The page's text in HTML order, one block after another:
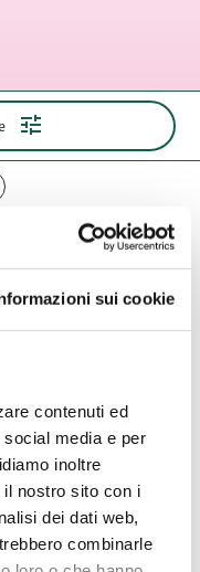
sui cookie
contenuti ed
media e per
inoltre
nostro sito con i
dei dati web,
combinarle
(apri
pannello
E C. Sas
BZ